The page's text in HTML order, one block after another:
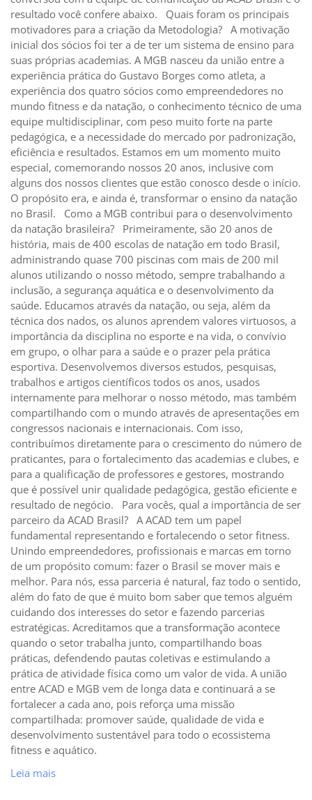
resultado você confere abaixo. Quais foram os principais
motivadores para a criação da Metodologia? A motivação
inicial dos sócios foi ter a de ter um sistema de ensino para
suas próprias academias. A MGB nasceu da união entre a
experiência prática do Gustavo Borges como atleta, a
experiência dos quatro sócios como empreendedores no
mundo fitness e da natação, o conhecimento técnico de uma
equipe multidisciplinar, com peso muito forte na parte
pedagógica, e a necessidade do mercado por padronização,
eficiência e resultados. Estamos em um momento muito
especial, comemorando nossos 20 anos, inclusive com
alguns dos nossos clientes que estão conosco desde o início.
O propósito era, e ainda é, transformar o ensino da natação
no Brasil. Como a MGB contribui para o desenvolvimento
da natação brasileira? Primeiramente, são 20 anos de
história, mais de 400 escolas de natação em todo Brasil,
administrando quase 700 piscinas com mais de 200 mil
alunos utilizando o nosso método, sempre trabalhando a
inclusão, a segurança aquática e o desenvolvimento da
saúde. Educamos através da natação, ou seja, além da
técnica dos nados, os alunos aprendem valores virtuosos, a
importância da disciplina no esporte e na vida, o convívio
em grupo, o olhar para a saúde e o prazer pela prática
esportiva. Desenvolvemos diversos estudos, pesquisas,
trabalhos e artigos científicos todos os anos, usados
internamente para melhorar o nosso método, mas também
compartilhando com o mundo através de apresentações em
congressos nacionais e internacionais. Com isso,
contribuímos diretamente para o crescimento do número de
praticantes, para o fortalecimento das academias e clubes, e
para a qualificação de professores e gestores, mostrando
que é possível unir qualidade pedagógica, gestão eficiente e
resultado de negócio. Para vocês, qual a importância de ser
parceiro da ACAD Brasil? A ACAD tem um papel
fundamental representando e fortalecendo o setor fitness.
Unindo empreendedores, profissionais e marcas em torno
de um propósito comum: fazer o Brasil se mover mais e
melhor. Para nós, essa parceria é natural, faz todo o sentido,
além do fato de que é muito bom saber que temos alguém
cuidando dos interesses do setor e fazendo parcerias
estratégicas. Acreditamos que a transformação acontece
quando o setor trabalha junto, compartilhando boas
práticas, defendendo pautas coletivas e estimulando a
prática de atividade física como um valor de vida. A união
entre ACAD e MGB vem de longa data e continuará a se
fortalecer a cada ano, pois reforça uma missão
compartilhada: promover saúde, qualidade de vida e
desenvolvimento sustentável para todo o ecossistema
fitness e aquático.
Leia mais